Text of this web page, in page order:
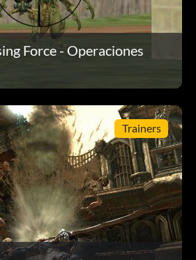
Force - Operaciones
Trainers